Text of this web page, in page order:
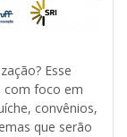
Esse
com foco em
convênios,
que serão